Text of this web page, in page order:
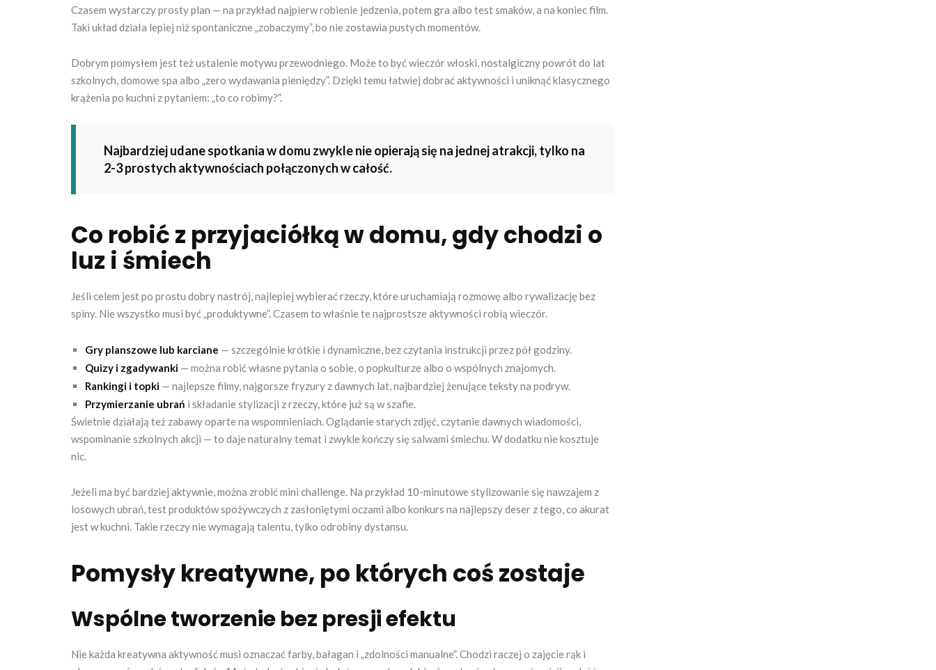
Czasem wystarczy prosty plan — na przykład najpierw robienie jedzenia, potem gra albo test smaków, a na koniec film.
Taki układ działa lepiej niż spontaniczne „zobaczymy”, bo nie zostawia pustych momentów.
Dobrym pomysłem jest też ustalenie motywu przewodniego. Może to być wieczór włoski, nostalgiczny powrót do lat
szkolnych, domowe spa albo „zero wydawania pieniędzy”. Dzięki temu łatwiej dobrać aktywności i uniknąć klasycznego
krążenia po kuchni z pytaniem: „to co robimy?”.
Najbardziej udane spotkania w domu zwykle nie opierają się na jednej atrakcji, tylko na
2-3 prostych aktywnościach połączonych w całość.
Co robić z przyjaciółką w domu, gdy chodzi o
luz i śmiech
Jeśli celem jest po prostu dobry nastrój, najlepiej wybierać rzeczy, które uruchamiają rozmowę albo rywalizację bez
spiny. Nie wszystko musi być „produktywne”. Czasem to właśnie te najprostsze aktywności robią wieczór.
Gry planszowe lub karciane — szczególnie krótkie i dynamiczne, bez czytania instrukcji przez pół godziny.
Quizy i zgadywanki — można robić własne pytania o sobie, o popkulturze albo o wspólnych znajomych.
Rankingi i topki — najlepsze filmy, najgorsze fryzury z dawnych lat, najbardziej żenujące teksty na podryw.
Przymierzanie ubrań i składanie stylizacji z rzeczy, które już są w szafie.
Świetnie działają też zabawy oparte na wspomnieniach. Oglądanie starych zdjęć, czytanie dawnych wiadomości,
wspominanie szkolnych akcji — to daje naturalny temat i zwykle kończy się salwami śmiechu. W dodatku nie kosztuje
nic.
Jeżeli ma być bardziej aktywnie, można zrobić mini challenge. Na przykład 10-minutowe stylizowanie się nawzajem z
losowych ubrań, test produktów spożywczych z zasłoniętymi oczami albo konkurs na najlepszy deser z tego, co akurat
jest w kuchni. Takie rzeczy nie wymagają talentu, tylko odrobiny dystansu.
Pomysły kreatywne, po których coś zostaje
Wspólne tworzenie bez presji efektu
Nie każda kreatywna aktywność musi oznaczać farby, bałagan i „zdolności manualne”. Chodzi raczej o zajęcie rąk i